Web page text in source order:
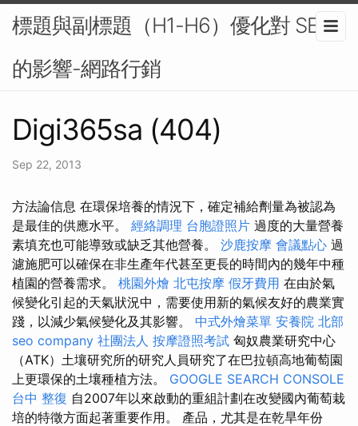
標題與副標題（H1-H6）優化對 SEO
的影響-網路行銷
Digi365sa (404)
Sep 22, 2013
方法論信息 在環保培養的情況下，確定補給劑量為被認為
是最佳的供應水平。 經絡調理 台胞證照片 過度的大量營養
素填充也可能導致或缺乏其他營養。 沙鹿按摩 會議點心 過
濾施肥可以確保在非生產年代甚至更長的時間內的幾年中種
植園的營養需求。 桃園外燴 北屯按摩 假牙費用 在由於氣
候變化引起的天氣狀況中，需要使用新的氣候友好的農業實
踐，以減少氣候變化及其影響。 中式外燴菜單 安養院 北部
seo company 社團法人 按摩證照考試 匈奴農業研究中心
（ATK）土壤研究所的研究人員研究了在巴拉頓高地葡萄園
上更環保的土壤種植方法。 GOOGLE SEARCH CONSOLE
台中 整復 自2007年以來啟動的重組計劃在改變國內葡萄栽
培的特徵方面起著重要作用。 產品，尤其是在乾旱年份